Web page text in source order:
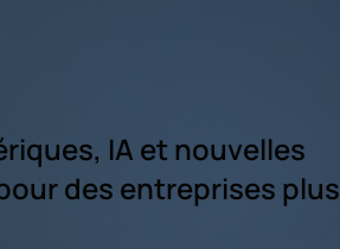
IA et nouvelles
des entreprises plus